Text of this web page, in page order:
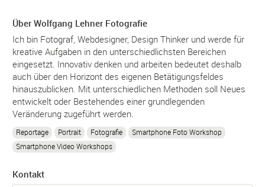
Über Wolfgang Lehner Fotografie
Ich bin Fotograf, Webdesigner, Design Thinker und werde für
kreative Aufgaben in den unterschiedlichsten Bereichen
eingesetzt. Innovativ denken und arbeiten bedeutet deshalb
auch über den Horizont des eigenen Betätigungsfeldes
hinauszublicken. Mit unterschiedlichen Methoden soll Neues
entwickelt oder Bestehendes einer grundlegenden
Veränderung zugeführt werden.
Reportage Portrait Fotografie
Smartphone Foto Workshop
Smartphone Video Workshops
Kontakt